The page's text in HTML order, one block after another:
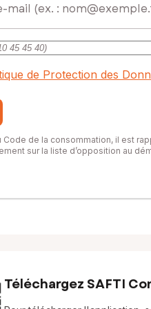
de Protection des
Code de la consommation, il est
sur la liste d’opposition au
Téléchargez SAFTI